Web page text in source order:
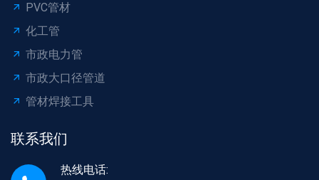
PVC管材
化工管
市政电力管
市政大口径管道
管材焊接工具
联系我们
热线电话: